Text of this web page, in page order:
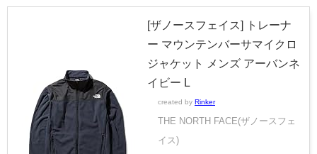
[ザノースフェイス] トレーナ
ー マウンテンバーサマイクロ
ジャケット メンズ アーバンネ
イビー L
created by Rinker
THE NORTH FACE(ザノースフェ
イス)